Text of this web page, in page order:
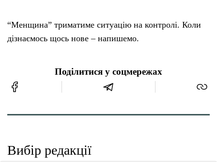
“Менщина” триматиме ситуацію на контролі. Коли
дізнаємось щось нове – напишемо.
Поділитися у соцмережах
Вибір редакції